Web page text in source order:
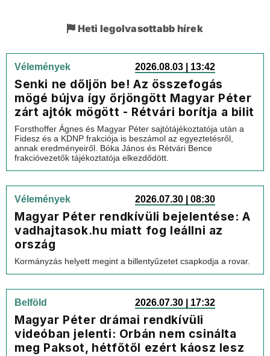
Heti legolvasottabb hírek
Vélemények 2026.08.03 | 13:42
Senki ne dőljön be! Az összefogás
mögé bújva így őrjöngött Magyar Péter
zárt ajtók mögött - Rétvári borítja a bilit
Forsthoffer Ágnes és Magyar Péter sajtótájékoztatója után a
Fidesz és a KDNP frakciója is beszámol az egyeztetésről,
annak eredményeiről. Bóka János és Rétvári Bence
frakcióvezetők tájékoztatója elkezdődött.
Vélemények 2026.07.30 | 08:30
Magyar Péter rendkívüli bejelentése: A
vadhajtasok.hu miatt fog leállni az
ország
Kormányzás helyett megint a billentyűzetet csapkodja a rovar.
Belföld 2026.07.30 | 17:32
Magyar Péter drámai rendkívüli
videóban jelenti: Orbán nem csinálta
meg Paksot, hétfőtől ezért káosz lesz